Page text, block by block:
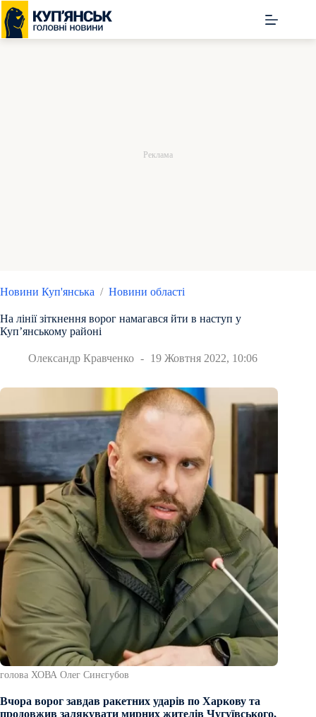
Перейти
до
вмісту
Новини Куп'янська / Новини області
На лінії зіткнення ворог намагався йти в наступ у
Куп’янському районі
Олександр Кравченко 19 Жовтня 2022, 10:06
голова ХОВА Олег Синєгубов
Вчора ворог завдав ракетних ударів по Харкову та
продовжив залякувати мирних жителів Чугуївського,